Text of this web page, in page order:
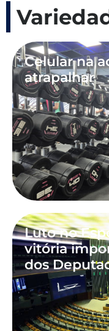
Celular na
atrapalhar
Luto no
vitória
dos